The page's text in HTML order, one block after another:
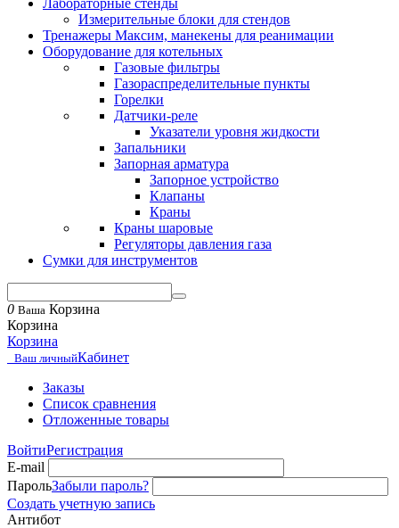
Лабораторные стенды
Измерительные блоки для стендов
Тренажеры Максим, манекены для реанимации
Оборудование для котельных
Газовые фильтры
Газораспределительные пункты
Горелки
Датчики-реле
Указатели уровня жидкости
Запальники
Запорная арматура
Запорное устройство
Клапаны
Краны
Краны шаровые
Регуляторы давления газа
Сумки для инструментов
0 Ваша Корзина
Корзина
Корзина
Ваш личныйКабинет
Заказы
Список сравнения
Отложенные товары
ВойтиРегистрация
E-mail
ПарольЗабыли пароль?
Создать учетную запись
Антибот